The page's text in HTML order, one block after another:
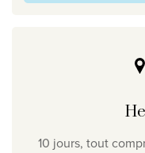
10 jours, tout